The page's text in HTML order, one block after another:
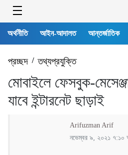
অর্থনীতি আইন-আদালত আন্তর্জাতিক
প্রচ্ছদ/তথ্যপ্রযুক্তি
মোবাইলে ফেসবুক-
যাবে ইন্টারনেট ছাড়াই
Arifuzman Arif
নভেম্বর ৯, ২০২১ ৭:১০